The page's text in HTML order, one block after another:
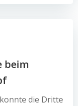
beim
die Dritte